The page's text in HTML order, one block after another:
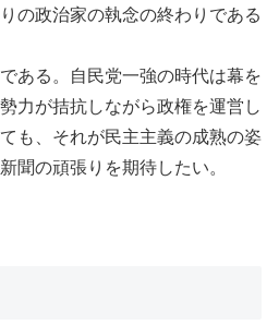
の政治家の執念の終わりである
ある。自民党一強の時代は幕を
力が拮抗しながら政権を運営し
も、それが民主主義の成熟の姿
聞の頑張りを期待したい。